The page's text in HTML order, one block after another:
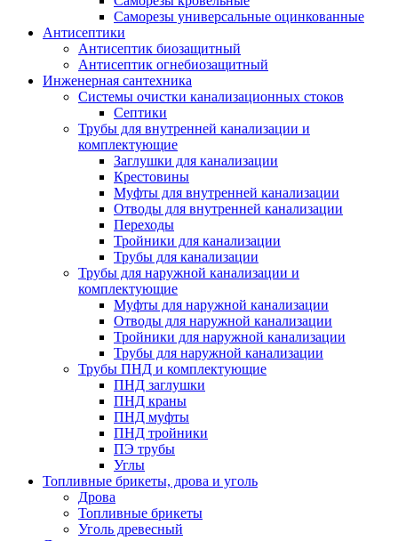
Саморезы универсальные оцинкованные
Антисептики
Антисептик биозащитный
Антисептик огнебиозащитный
Инженерная сантехника
Системы очистки канализационных стоков
Септики
Трубы для внутренней канализации и
комплектующие
Заглушки для канализации
Крестовины
Муфты для внутренней канализации
Отводы для внутренней канализации
Переходы
Тройники для канализации
Трубы для канализации
Трубы для наружной канализации и
комплектующие
Муфты для наружной канализации
Отводы для наружной канализации
Тройники для наружной канализации
Трубы для наружной канализации
Трубы ПНД и комплектующие
ПНД заглушки
ПНД краны
ПНД муфты
ПНД тройники
ПЭ трубы
Углы
Топливные брикеты, дрова и уголь
Дрова
Топливные брикеты
Уголь древесный